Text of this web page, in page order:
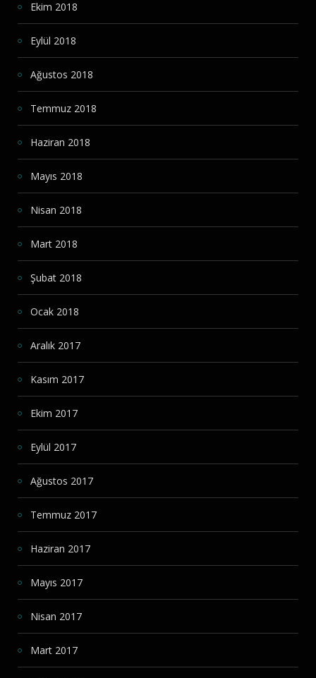
Ekim 2018
Eylül 2018
Ağustos 2018
Temmuz 2018
Haziran 2018
Mayıs 2018
Nisan 2018
Mart 2018
Şubat 2018
Ocak 2018
Aralık 2017
Kasım 2017
Ekim 2017
Eylül 2017
Ağustos 2017
Temmuz 2017
Haziran 2017
Mayıs 2017
Nisan 2017
Mart 2017